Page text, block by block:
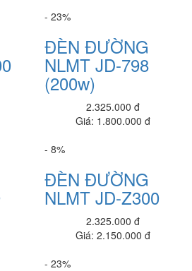
2B)
(L64300/3M)
- 23%
ĐÈN ĐƯỜNG
NLMT JD-798
(200w)
2.325.000 đ
Giá: 1.800.000 đ
- 8%
ĐÈN ĐƯỜNG
NLMT JD-Z300
2.325.000 đ
Giá: 2.150.000 đ
- 23%